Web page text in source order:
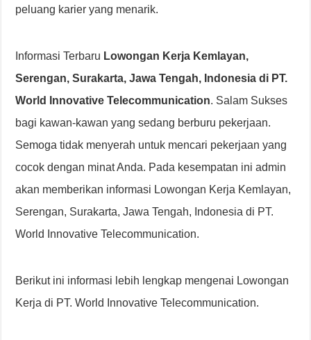
peluang karier yang menarik.
Informasi Terbaru Lowongan Kerja Kemlayan,
Serengan, Surakarta, Jawa Tengah, Indonesia di PT.
World Innovative Telecommunication. Salam Sukses
bagi kawan-kawan yang sedang berburu pekerjaan.
Semoga tidak menyerah untuk mencari pekerjaan yang
cocok dengan minat Anda. Pada kesempatan ini admin
akan memberikan informasi Lowongan Kerja Kemlayan,
Serengan, Surakarta, Jawa Tengah, Indonesia di PT.
World Innovative Telecommunication.
Berikut ini informasi lebih lengkap mengenai Lowongan
Kerja di PT. World Innovative Telecommunication.